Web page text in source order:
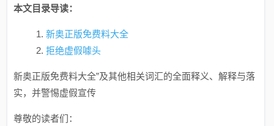
本文目录导读：
新奥正版免费料大全
拒绝虚假噱头
新奥正版免费料大全”及其他相关词汇的全面释义、解释与落
实，并警惕虚假宣传
尊敬的读者们：